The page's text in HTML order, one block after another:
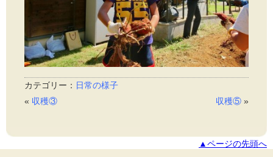
カテゴリー： 日常の様子
« 収穫③ 収穫⑤ »
▲ページの先頭へ